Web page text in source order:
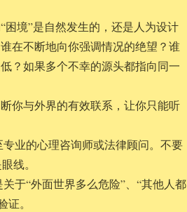
困境”是自然发生的，还是人为设计
在不断地向你强调情况的绝望？谁
？如果多个不幸的源头都指向同一
你与外界的有效联系，让你只能听
业的心理咨询师或法律顾问。不要
线。
于“外面世界多么危险”、“其他人都
。